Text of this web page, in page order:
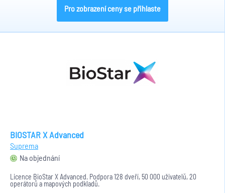
Pro zobrazení ceny se přihlaste
BIOSTAR X Advanced
Suprema
Na objednání
Licence BioStar X Advanced. Podpora 128 dveří, 50 000 uživatelů, 20
operátorů a mapových podkladů.